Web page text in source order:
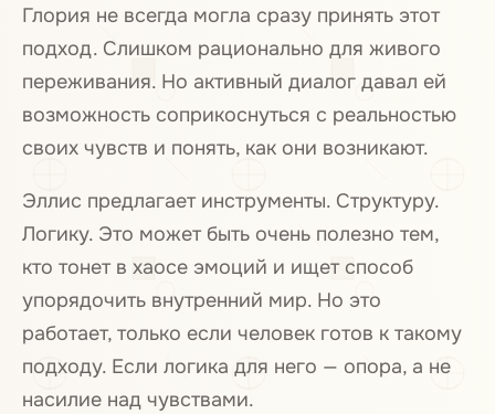
Глория не всегда могла сразу принять этот
подход. Слишком рационально для живого
переживания. Но активный диалог давал ей
возможность соприкоснуться с реальностью
своих чувств и понять, как они возникают.
Эллис предлагает инструменты. Структуру.
Логику. Это может быть очень полезно тем,
кто тонет в хаосе эмоций и ищет способ
упорядочить внутренний мир. Но это
работает, только если человек готов к такому
подходу. Если логика для него — опора, а не
насилие над чувствами.